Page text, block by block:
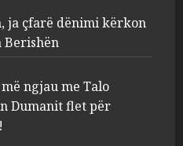
jep pretencën, ja
dënimi kërkon për
25, 2025
ja çfarë dënimi kërkon
Berishën
ngjau me Talo
Dumanit flet për